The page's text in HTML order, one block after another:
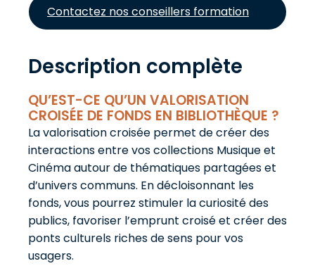
Contactez nos conseillers formation
Description complète
QU’EST-CE QU’UN VALORISATION
CROISÉE DE FONDS EN BIBLIOTHÈQUE ?
La valorisation croisée permet de créer des
interactions entre vos collections Musique et
Cinéma autour de thématiques partagées et
d’univers communs. En décloisonnant les
fonds, vous pourrez stimuler la curiosité des
publics, favoriser l’emprunt croisé et créer des
ponts culturels riches de sens pour vos
usagers.